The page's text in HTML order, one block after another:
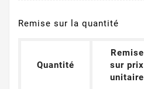
Remise sur la quantité
Quantité
Remise
sur prix
unitaire